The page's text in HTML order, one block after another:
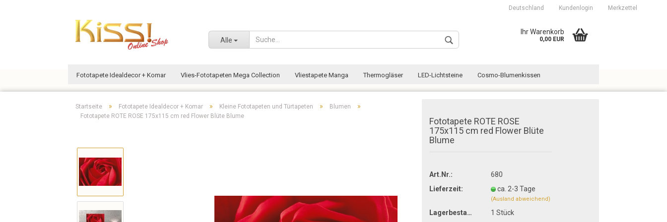
Deutschland
Wohnort
Kundenlogin Merkzettel
Alle
Ihr Warenkorb
0,00 EUR
Fototapete Idealdecor + Komar Vlies-Fototapeten Mega Collection Vliestapete Manga Thermogläser LED-Lichtsteine Cosmo-Blumenkissen
Startseite » Fototapete Idealdecor + Komar » Kleine Fototapeten und Türtapeten » Blumen »
Fototapete ROTE ROSE 175x115 cm red Flower Blüte Blume
Fototapete ROTE ROSE
175x115 cm red Flower Blüte
Blume
Art.Nr.:
680
Lieferzeit:
ca. 2-3 Tage
(Ausland abweichend)
Lagerbestand: 1Stück